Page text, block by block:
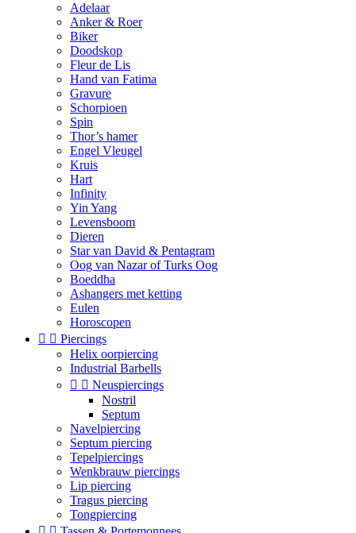
Adelaar
Anker & Roer
Biker
Doodskop
Fleur de Lis
Hand van Fatima
Gravure
Schorpioen
Spin
Thor’s hamer
Engel Vleugel
Kruis
Hart
Infinity
Yin Yang
Levensboom
Dieren
Star van David & Pentagram
Oog van Nazar of Turks Oog
Boeddha
Ashangers met ketting
Eulen
Horoscopen
  Piercings
Helix oorpiercing
Industrial Barbells
  Neuspiercings
Nostril
Septum
Navelpiercing
Septum piercing
Tepelpiercings
Wenkbrauw piercings
Lip piercing
Tragus piercing
Tongpiercing